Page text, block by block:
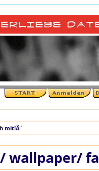
mit!Â´
wallpaper/